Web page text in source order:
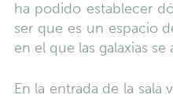
ha podido establecer
ser que es un espacio
en el que las galaxias se
En la entrada de la sala